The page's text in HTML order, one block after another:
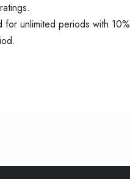
for unlimited periods with 10%